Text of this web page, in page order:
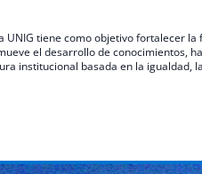
UNIG tiene como objetivo
el desarrollo de
institucional basada en la igualdad,